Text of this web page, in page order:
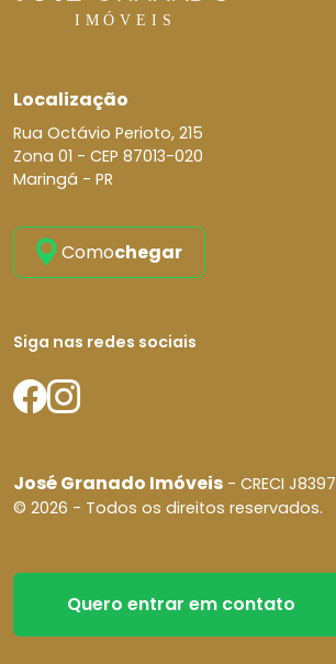
Localização
Rua Octávio Perioto, 215
Zona 01 - CEP 87013-020
Maringá - PR
Comochegar
Siga nas redes sociais
José Granado Imóveis - CRECI J8397
© 2026 - Todos os direitos reservados.
Quero entrar em contato